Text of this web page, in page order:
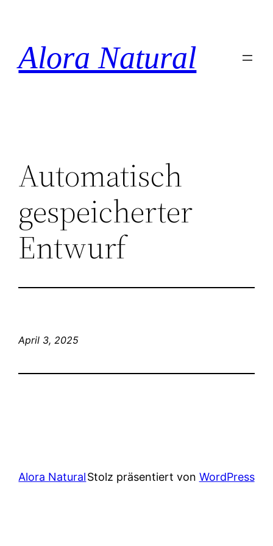
springen
Alora Natural
Automatisch
gespeicherter
Entwurf
April 3, 2025
Alora NaturalStolz präsentiert von WordPress